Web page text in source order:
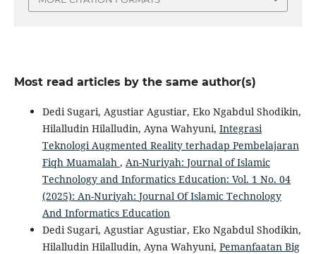
Most read articles by the same author(s)
Dedi Sugari, Agustiar Agustiar, Eko Ngabdul Shodikin,
Hilalludin Hilalludin, Ayna Wahyuni, Integrasi
Teknologi Augmented Reality terhadap Pembelajaran
Fiqh Muamalah , An-Nuriyah: Journal of Islamic
Technology and Informatics Education: Vol. 1 No. 04
(2025): An-Nuriyah: Journal Of Islamic Technology
And Informatics Education
Dedi Sugari, Agustiar Agustiar, Eko Ngabdul Shodikin,
Hilalludin Hilalludin, Ayna Wahyuni, Pemanfaatan Big